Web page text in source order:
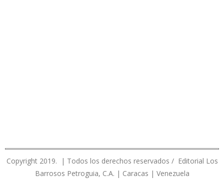
Copyright 2019. | Todos los derechos reservados / Editorial Los
Barrosos Petroguia, C.A. | Caracas | Venezuela